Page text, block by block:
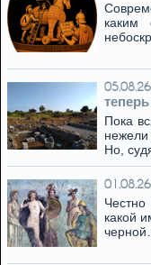
каким
05.08.26
Пока
Но,
01.08.26
какой
черной…